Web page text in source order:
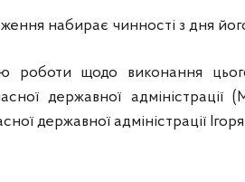
набирає чинності з дня
роботи щодо виконання
державної
державної адміністрації